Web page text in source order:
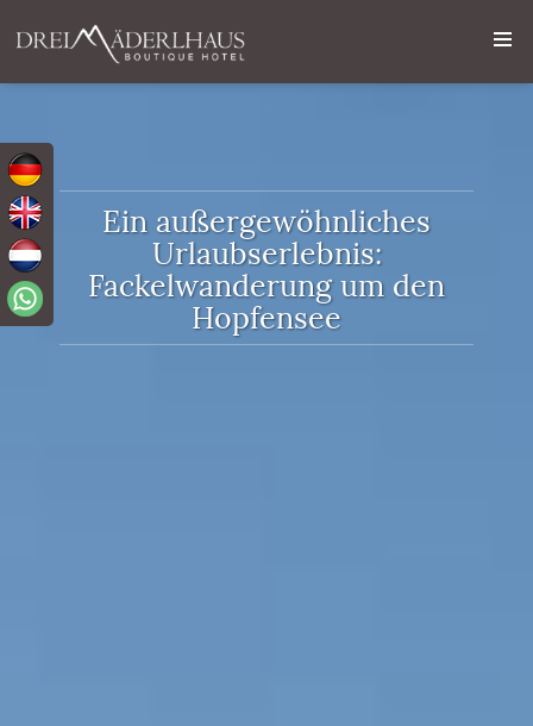
Ein außergewöhnliches
Urlaubserlebnis:
Fackelwanderung um den
Hopfensee